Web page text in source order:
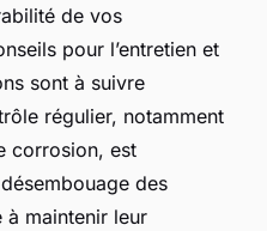
de vos
pour l’entretien et
sont à suivre
régulier, notamment
corrosion, est
des
maintenir leur